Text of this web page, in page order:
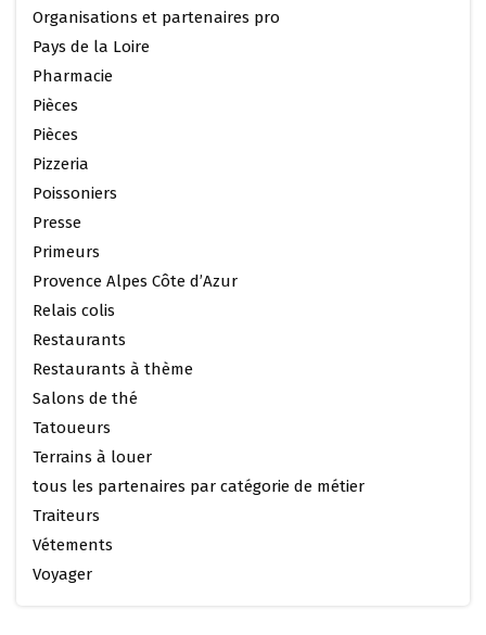
Organisations et partenaires pro
Pays de la Loire
Pharmacie
Pièces
Pièces
Pizzeria
Poissoniers
Presse
Primeurs
Provence Alpes Côte d’Azur
Relais colis
Restaurants
Restaurants à thème
Salons de thé
Tatoueurs
Terrains à louer
tous les partenaires par catégorie de métier
Traiteurs
Vétements
Voyager